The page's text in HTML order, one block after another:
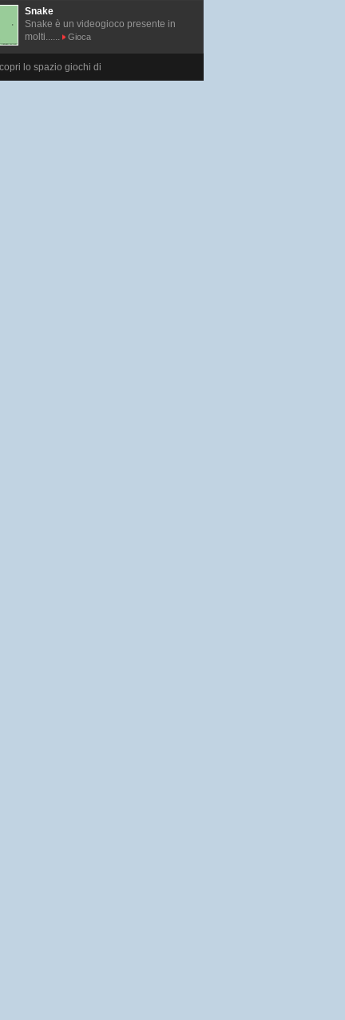
Snake
Snake è un videogioco presente in
molti......
Gioca
lo spazio giochi di